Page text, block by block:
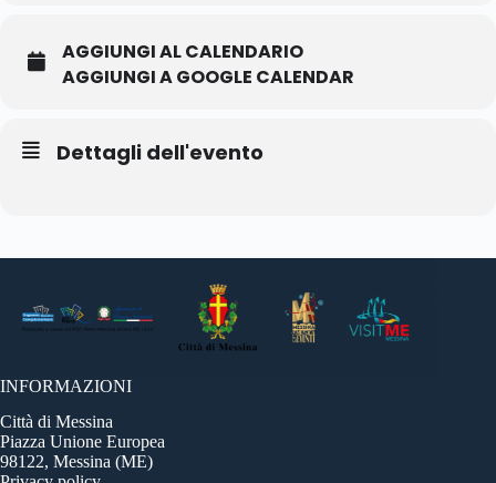
AGGIUNGI AL CALENDARIO
AGGIUNGI A GOOGLE CALENDAR
Dettagli dell'evento
INFORMAZIONI
Città di Messina
Piazza Unione Europea
98122, Messina (ME)